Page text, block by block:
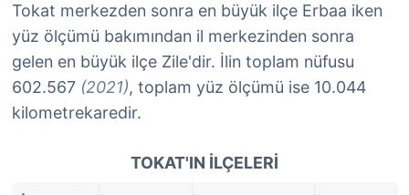
Tokat merkezden sonra en büyük ilçe Erbaa iken
yüz ölçümü bakımından il merkezinden sonra
gelen en büyük ilçe Zile'dir. İlin toplam nüfusu
602.567 (2021), toplam yüz ölçümü ise 10.044
kilometrekaredir.
TOKAT'IN İLÇELERI